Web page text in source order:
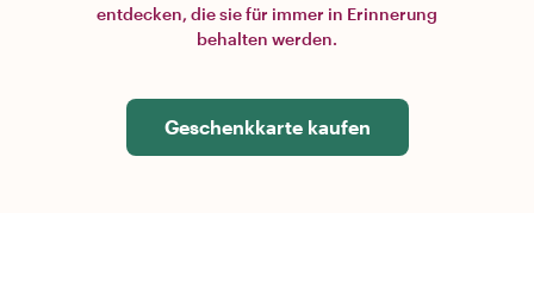
entdecken, die sie für immer in Erinnerung
behalten werden.
Geschenkkarte kaufen